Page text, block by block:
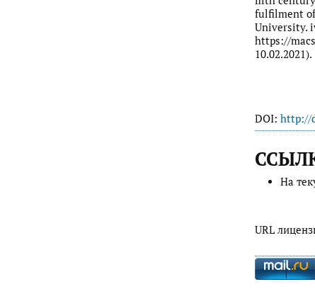
fulfilment
University.
https://
10.02.2021).
DOI: http://
На
URL